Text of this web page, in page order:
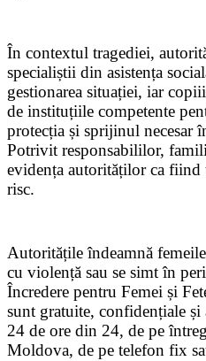
În contextul tragediei,
specialiștii din asistența
gestionarea situației, iar
de instituțiile competente
protecția și sprijinul necesar
Potrivit responsabililor,
evidența autorităților ca fiind
risc.
Autoritățile îndeamnă
cu violență sau se simt în
Încredere pentru Femei și
sunt gratuite, confidențiale
24 de ore din 24, de pe
Moldova, de pe telefon fix